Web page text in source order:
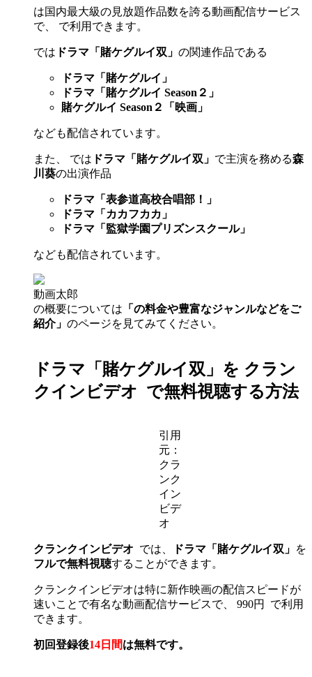
は国内最大級の見放題作品数を誇る動画配信サービス
で、 で利用できます。
では ドラマ「賭ケグルイ双」 の関連作品である
ドラマ「賭ケグルイ」
ドラマ「賭ケグルイ Season２」
賭ケグルイ Season２「映画」
なども配信されています。
また、 では ドラマ「賭ケグルイ双」 で主演を務める森
川葵の出演作品
ドラマ「表参道高校合唱部！」
ドラマ「カカフカカ」
ドラマ「監獄学園プリズンスクール」
なども配信されています。
動画太郎
の概要については 「の料金や豊富なジャンルなどをご
紹介」 のページを見てみてください。
ドラマ「賭ケグルイ双」を クラン
クインビデオ で無料視聴する方法
引用
元：
クラ
ンク
イン
ビデ
オ
クランクインビデオ では、 ドラマ「賭ケグルイ双」 を
フルで無料視聴することができます。
クランクインビデオは特に新作映画の配信スピードが
速いことで有名な動画配信サービスで、 990円
で利用
できます。
初回登録後14日間は無料です。